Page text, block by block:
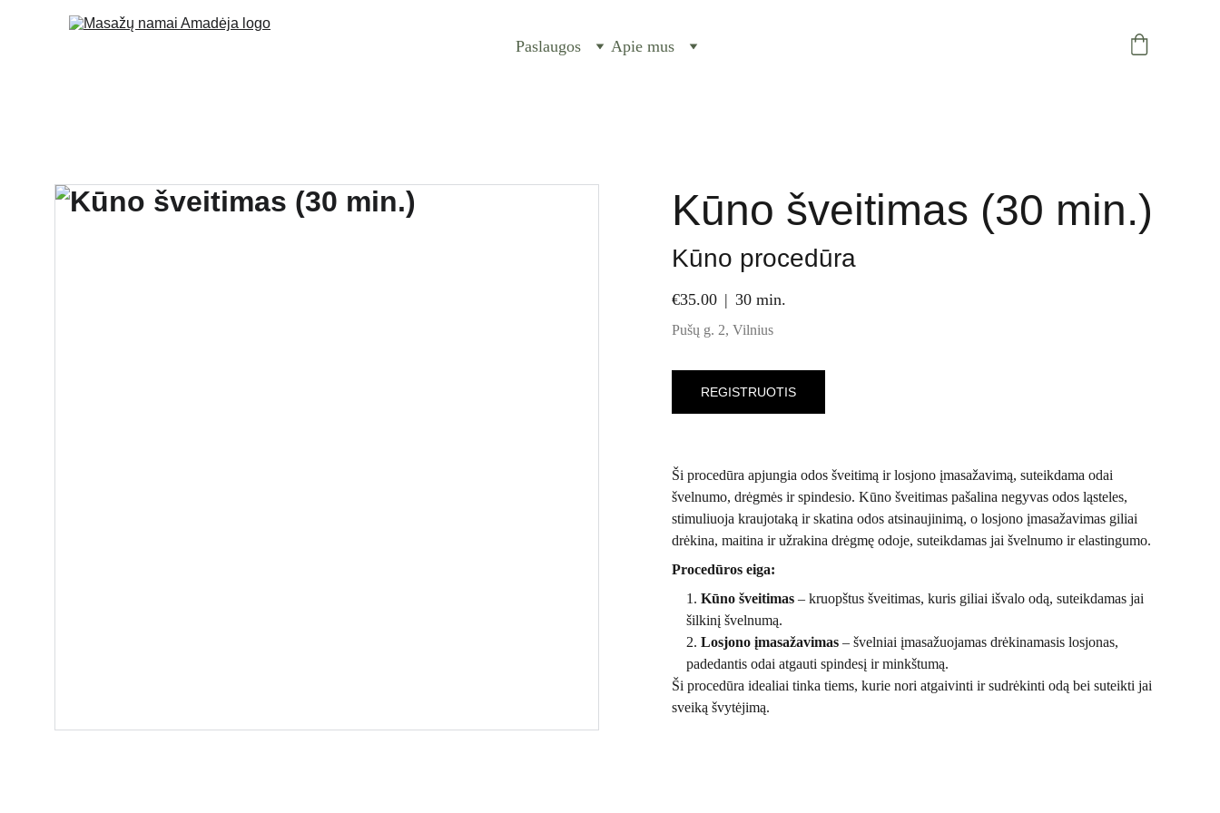
Paslaugos Apie mus
Kūno šveitimas (30 min.)
Kūno procedūra
€35.00 30 min.
Pušų g. 2, Vilnius
REGISTRUOTIS
Ši procedūra apjungia odos šveitimą ir losjono įmasažavimą, suteikdama odai
švelnumo, drėgmės ir spindesio. Kūno šveitimas pašalina negyvas odos ląsteles,
stimuliuoja kraujotaką ir skatina odos atsinaujinimą, o losjono įmasažavimas giliai
drėkina, maitina ir užrakina drėgmę odoje, suteikdamas jai švelnumo ir elastingumo.
Procedūros eiga:
Kūno šveitimas – kruopštus šveitimas, kuris giliai išvalo odą, suteikdamas jai
šilkinį švelnumą.
Losjono įmasažavimas – švelniai įmasažuojamas drėkinamasis losjonas,
padedantis odai atgauti spindesį ir minkštumą.
Ši procedūra idealiai tinka tiems, kurie nori atgaivinti ir sudrėkinti odą bei suteikti jai
sveiką švytėjimą.